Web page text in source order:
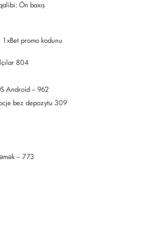
Ön baxış
promo kodunu
804
Android – 962
bez depozytu 309
– 773